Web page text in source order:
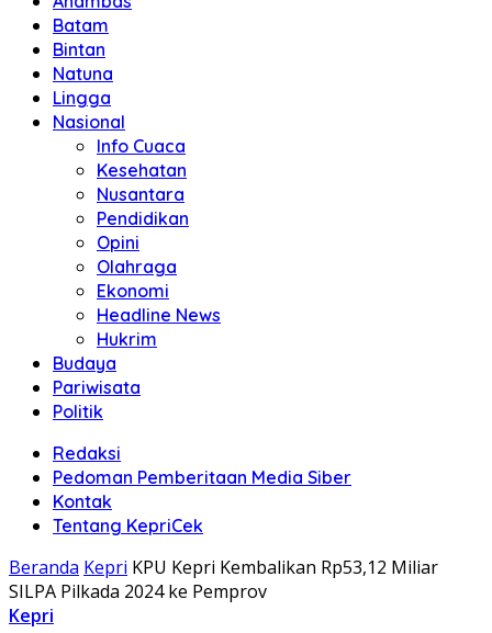
Batam
Bintan
Natuna
Lingga
Nasional
Info Cuaca
Kesehatan
Nusantara
Pendidikan
Opini
Olahraga
Ekonomi
Headline News
Hukrim
Budaya
Pariwisata
Politik
Redaksi
Pedoman Pemberitaan Media Siber
Kontak
Tentang KepriCek
Beranda Kepri KPU Kepri Kembalikan Rp53,12 Miliar
SILPA Pilkada 2024 ke Pemprov
Kepri